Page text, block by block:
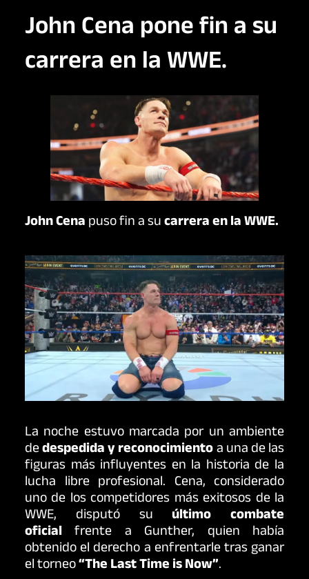
John Cena pone fin a su
carrera en la WWE.
John Cenapuso fin a sucarrera en la WWE.
La noche estuvo marcada por un ambiente
dedespedida y reconocimientoa una de las
figuras más influyentes en la historia de la
lucha libre profesional. Cena, considerado
uno de los competidores más exitosos de la
WWE, disputó su último combate
oficial frente a Gunther, quien había
obtenido el derecho a enfrentarle tras ganar
el torneo“The Last Time is Now”.